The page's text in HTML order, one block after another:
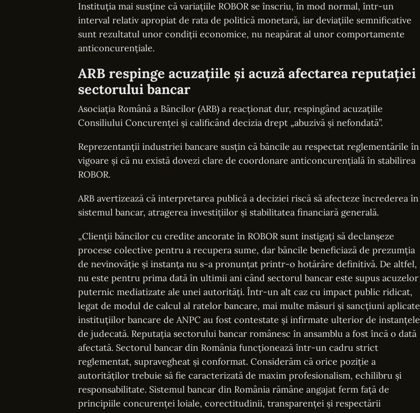
Instituția mai susține că variațiile ROBOR se înscriu, în mod normal, într-un
interval relativ apropiat de rata de politică monetară, iar deviațiile semnificative
sunt rezultatul unor condiții economice, nu neapărat al unor comportamente
anticoncurențiale.
ARB respinge acuzațiile și acuză afectarea reputației
sectorului bancar
Asociația Română a Băncilor (ARB) a reacționat dur, respingând acuzațiile
Consiliului Concurenței și calificând decizia drept „abuzivă și nefondată”.
Reprezentanții industriei bancare susțin că băncile au respectat reglementările în
vigoare și că nu există dovezi clare de coordonare anticoncurențială în stabilirea
ROBOR.
ARB avertizează că interpretarea publică a deciziei riscă să afecteze încrederea în
sistemul bancar, atragerea investițiilor și stabilitatea financiară generală.
„Clienții băncilor cu credite ancorate în ROBOR sunt instigați să declanșeze
procese colective pentru a recupera sume, dar băncile beneficiază de prezumția
de nevinovăție și instanța nu s-a pronunțat printr-o hotărâre definitivă. De altfel,
nu este pentru prima dată în ultimii ani când sectorul bancar este supus acuzelor
puternic mediatizate ale unei autorități. Într-un alt caz cu impact public ridicat,
legat de modul de calcul al ratelor bancare, mai multe măsuri și sancțiuni aplicate
instituțiilor bancare de ANPC au fost contestate și infirmate ulterior de instanțele
de judecată. Reputația sectorului bancar românesc în ansamblu a fost încă o dată
afectată. Sectorul bancar din România funcționează într-un cadru strict
reglementat, supravegheat și conformat. Considerăm că orice poziție a
autorităților trebuie să fie caracterizată de maxim profesionalism, echilibru și
responsabilitate. Sistemul bancar din România rămâne angajat ferm față de
principiile concurenței loiale, corectitudinii, transparenței și respectării